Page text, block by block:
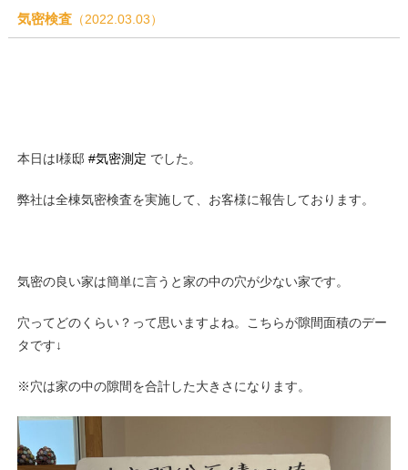
気密検査（2022.03.03）
本日はI様邸 #気密測定 でした。
弊社は全棟気密検査を実施して、お客様に報告しております。
気密の良い家は簡単に言うと家の中の穴が少ない家です。
穴ってどのくらい？って思いますよね。こちらが隙間面積のデー
タです↓
※穴は家の中の隙間を合計した大きさになります。